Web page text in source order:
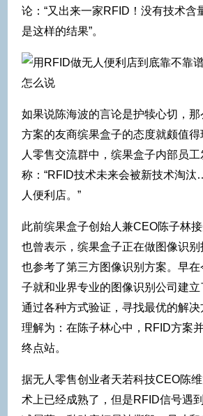
论：“又出来一家RFID！没有技术含
是这样的结果”。
如果说陈海波的言论是护犊心切，
方案的友商缤果盒子的态度就颇值
人零售交流群中，缤果盒子内部员
称：“RFID技术未来会被新技术淘
人便利店。”
此前缤果盒子创始人兼CEO陈子林
也曾表示，缤果盒子正在做图像识别
也参考了第三方图像识别方案。早
子就和业界专业的图像识别公司建
通过各种方式验证，寻找最优的解
理解为：在陈子林心中，RFID方案
终点站。
据无人零售创业者天若科技CEO陈
术上已经成熟了，但是RFID信号遇